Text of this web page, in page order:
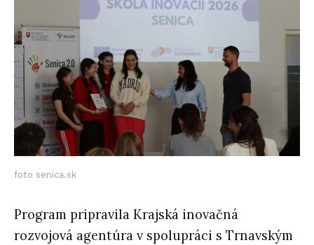
foto senica.sk
Program pripravila Krajská inovačná
rozvojová agentúra v spolupráci s Trnavským